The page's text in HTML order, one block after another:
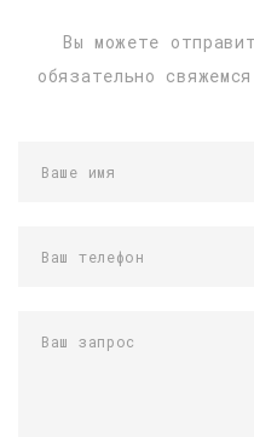
Вы можете
обязательно
Ваше имя
Ваш телефон
Ваш запрос